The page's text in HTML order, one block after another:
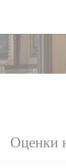
Оценки